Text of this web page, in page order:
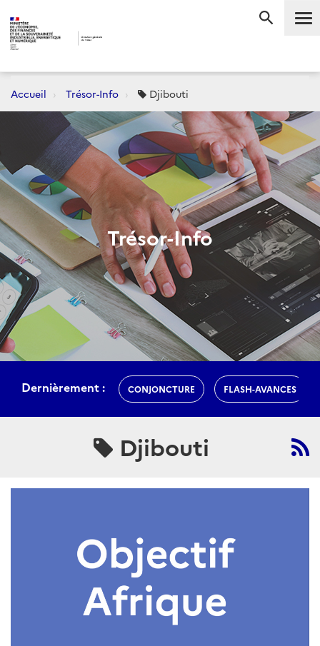
Accueil Trésor-Info Djibouti
Trésor-Info
Dernièrement : CONJONCTURE FLASH-AVANCES
Djibouti